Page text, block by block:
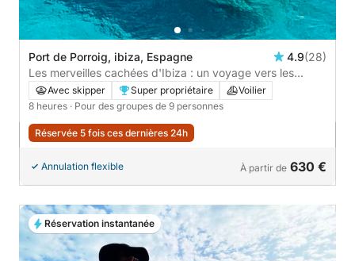
Port de Porroig, ibiza, Espagne 4.9(28)
Les merveilles cachées d'Ibiza : un voyage vers les
meilleurs endroits secrets
Avec skipper Super propriétaire
Voilier
8 heures · Pour des groupes de 9 personnes
Réservée 5 fois ces dernières 24h
Annulation flexible À partir de 630 €
Réservation instantanée